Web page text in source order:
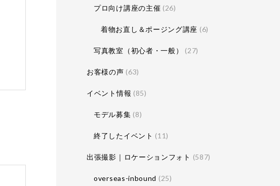
プロ向け講座の主催 (26)
着物お直し＆ポージング講座 (6)
写真教室（初心者・一般） (27)
お客様の声 (63)
イベント情報 (85)
モデル募集 (8)
終了したイベント (11)
出張撮影｜ロケーションフォト (587)
overseas-inbound (25)